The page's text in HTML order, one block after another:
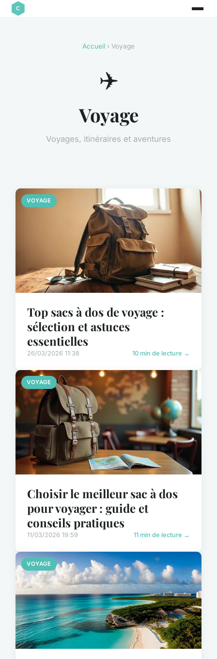
Accueil › Voyage
✈️
Voyage
Voyages, itinéraires et aventures
VOYAGE
Top sacs à dos de voyage :
sélection et astuces
essentielles
26/03/2026 11:38 10 min de lecture →
VOYAGE
Choisir le meilleur sac à dos
pour voyager : guide et
conseils pratiques
11/03/2026 19:59 11 min de lecture →
VOYAGE